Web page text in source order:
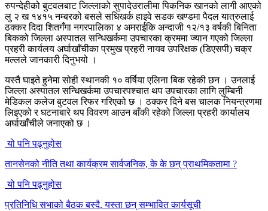
रुपन्देहीको बुटवलबाट जिल्लाको सुपादेउरालीमा पिकनिक खानको लागी आएको
लु २ ख १४१५ नम्बरको बसले सधिखर्क हाइवे सडक खण्डमा पैदल यात्रुलाई
ठक्कर दिदा शितगँगा नगरपालिका ४ अमराईकि अन्दाजी १२/१३ वर्षकी बिनिता
बिकको जिल्ला अस्पातल सन्धिखर्कमा उपचारका क्रममा ज्यान गएको जिल्ला
प्रहरी कार्यलय अर्घाखाँचीका प्रमुख प्रहरी नायव उपरिक्षक (डिएसपी) चक्र
मल्लले जानकारी दिनुभयो ।
यस्तै घाइते हुनेमा सोही स्थानकी १० वर्षिया एलिना बिक रहेकी छन । उनलाई
जिल्ला अस्पातल सन्धिखर्कमा उपचारपश्चात थप उपचारका लागि लुम्बिनी
मेडिकल कलेज बुटवल रिफर गरिएको छ । ठक्कर दिने बस चालक नियन्त्रणमा
लिइएको र घटनाबारे थप विवरण आउन बाँकी रहेको जिल्ला प्रहरी कार्यालय
अर्घाखाँचीले जनाएको छ ।
यो पनि पढ्नुहोस
तानसेनको नीति तथा कार्यक्रम सार्वजनिक, के के छन् प्राथमिकतामा ?
यो पनि पढ्नुहोस
प्रतिनिधि सभाको बैठक बस्दै, यस्ता छन् सम्भावित कार्यसूची